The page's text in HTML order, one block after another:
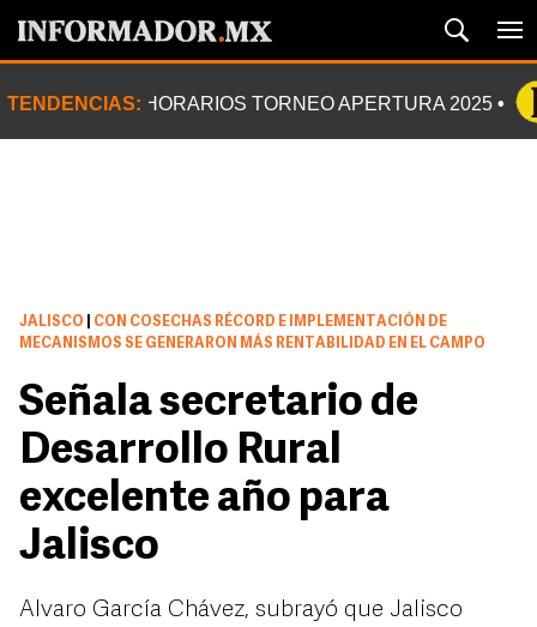
TENDENCIAS: HORARIOS TORNEO APERTURA 2025
JALISCO
CON COSECHAS RÉCORD E IMPLEMENTACIÓN DE
MECANISMOS SE GENERARON MÁS RENTABILIDAD EN EL CAMPO
Señala secretario de
Desarrollo Rural
excelente año para
Jalisco
Alvaro García Chávez, subrayó que Jalisco